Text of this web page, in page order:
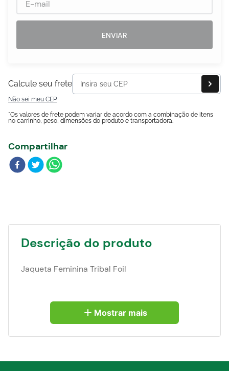
ENVIAR
Calcule seu frete
Não sei meu CEP
*Os valores de frete podem variar de acordo com a combinação de itens
no carrinho, peso, dimensões do produto e transportadora.
Compartilhar
Descrição do produto
Jaqueta Feminina Tribal Foil
Mostrar mais